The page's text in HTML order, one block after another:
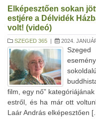
Elképesztően sokan
estjére a Délvidék
volt! (videó)
SZEGED 365 | 2024.
film, egy nő”
estről, és ha már ott
Laár András elképesztően